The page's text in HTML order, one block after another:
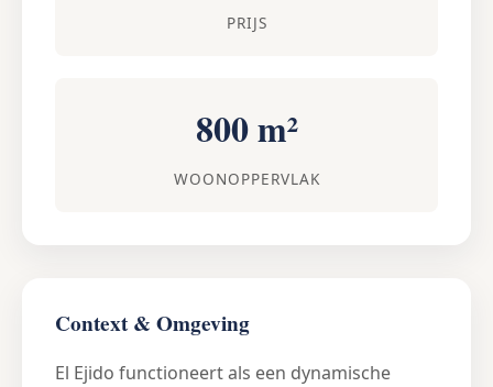
PRIJS
800 m²
WOONOPPERVLAK
Context & Omgeving
El Ejido functioneert als een dynamische